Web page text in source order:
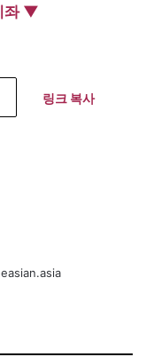
좌 ▼
링크 복사